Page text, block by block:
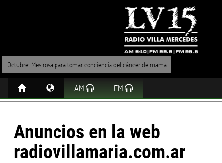
Octubre: Mes rosa para tomar conciencia del cáncer de mama
AM FM
Anuncios en la web
radiovillamaria.com.ar